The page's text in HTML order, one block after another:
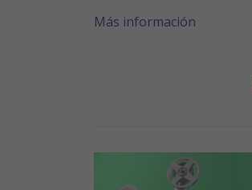
Más información